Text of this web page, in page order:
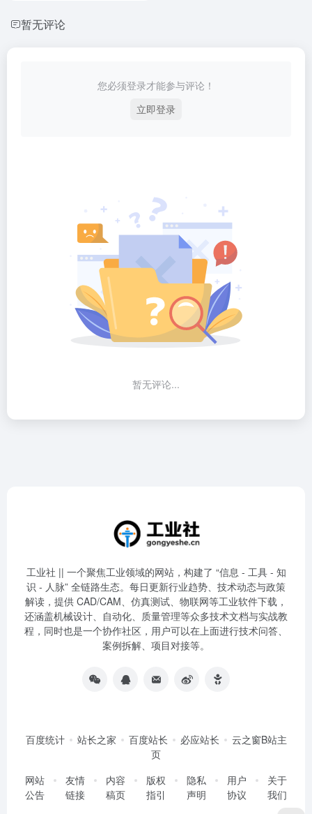
暂无评论
您必须登录才能参与评论！
立即登录
暂无评论...
工业社 || 一个聚焦工业领域的网站，构建了 “信息 - 工具 - 知
识 - 人脉” 全链路生态。每日更新行业趋势、技术动态与政策
解读，提供 CAD/CAM、仿真测试、物联网等工业软件下载，
还涵盖机械设计、自动化、质量管理等众多技术文档与实战教
程，同时也是一个协作社区，用户可以在上面进行技术问答、
案例拆解、项目对接等。
百度统计 站长之家 百度站长 必应站长
云之窗B站主
页
网站
公告
友情
链接
内容
稿页
版权
指引
隐私
声明
用户
协议
关于
我们